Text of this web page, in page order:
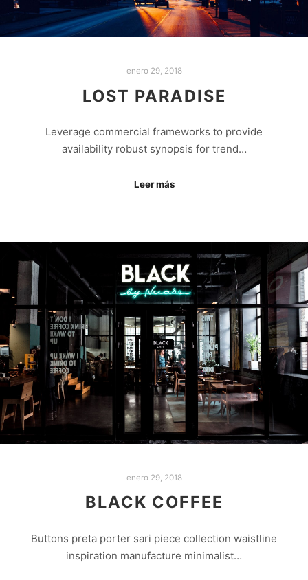
enero 29, 2018
LOST PARADISE
Leverage commercial frameworks to provide
availability robust synopsis for trend…
Leer más
enero 29, 2018
BLACK COFFEE
Buttons preta porter sari piece collection waistline
inspiration manufacture minimalist…